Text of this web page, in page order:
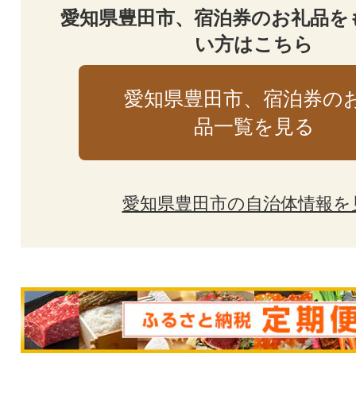
愛知県豊田市、宿泊券のお礼品
い方はこちら
愛知県豊田市、宿泊券の
品一覧を見る
愛知県豊田市の自治体情報を